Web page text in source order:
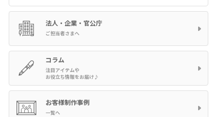
法人・企業・官公庁
ご担当者さまへ
コラム
注目アイテムや
お役立ち情報をお届け♪
お客様制作事例
一覧へ